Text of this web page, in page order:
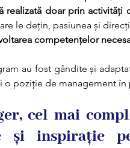
realizată doar prin activități
le dețin, pasiunea și
competențelor
au fost gândite și
o poziție de management în
cel mai
și